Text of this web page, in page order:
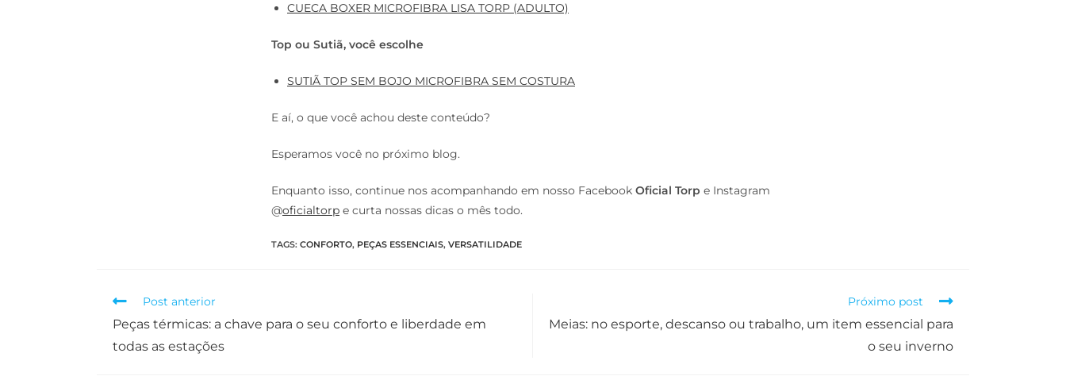
CUECA BOXER MICROFIBRA LISA TORP (ADULTO)
Top ou Sutiã, você escolhe
SUTIÃ TOP SEM BOJO MICROFIBRA SEM COSTURA
E aí, o que você achou deste conteúdo?
Esperamos você no próximo blog.
Enquanto isso, continue nos acompanhando em nosso Facebook Oficial Torp e Instagram
@oficialtorp e curta nossas dicas o mês todo.
TAGS: CONFORTO, PEÇAS ESSENCIAIS, VERSATILIDADE
Post anterior
Peças térmicas: a chave para o seu conforto e liberdade em
todas as estações
Próximo post
Meias: no esporte, descanso ou trabalho, um item essencial para
o seu inverno